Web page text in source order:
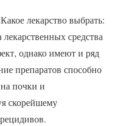
лекарство выбрать:
средства
однако имеют и ряд
препаратов способно
почки и
скорейшему